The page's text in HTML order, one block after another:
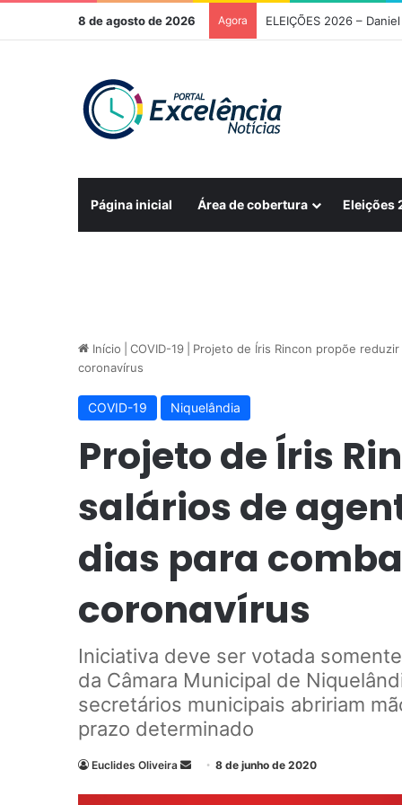
8 de agosto de 2026 Agora ELEIÇÕES 2026 –
Página inicial Área de cobertura Eleições
Início COVID-19
Projeto de Íris Rincon propõe
coronavírus
COVID-19 Niquelândia
Projeto de Íris
salários de
dias para
coronavírus
Iniciativa deve ser votada
da Câmara Municipal de
secretários municipais abririam
prazo determinado
Euclides Oliveira 8 de junho de 2020